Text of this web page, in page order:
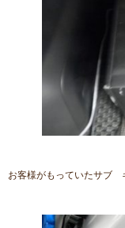
お客様がもっていたサブ